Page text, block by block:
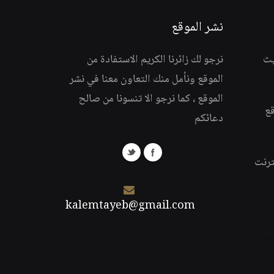
نشر الموقع
نرجو لك زائرنا الكريم الاستفادة من
الموقع ونأمل منك التعاون معنا في نشر
الموقع ، كما نرجو الا تنسونا من صالح
دعائكم
kalemtayeb@gmail.com